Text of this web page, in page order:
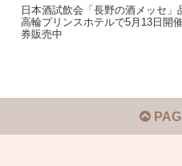
日本酒試飲会「長野の酒メッセ」
高輪プリンスホテルで5月13日開
券販売中